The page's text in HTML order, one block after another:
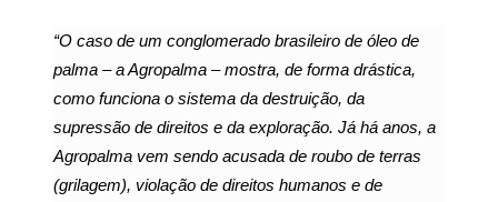
“O caso de um conglomerado brasileiro de óleo de
palma – a Agropalma – mostra, de forma drástica,
como funciona o sistema da destruição, da
supressão de direitos e da exploração. Já há anos, a
Agropalma vem sendo acusada de roubo de terras
(grilagem), violação de direitos humanos e de